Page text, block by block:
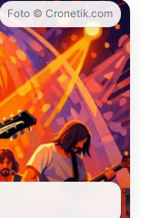
Foto © Cronetik.com